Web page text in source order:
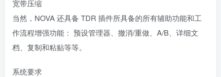
宽带压缩
当然，NOVA 还具备 TDR 插件所具备的所有辅助功能和工
作流程增强功能： 预设管理器、撤消/重做、A/B、详细文
档、复制和粘贴等等。
系统要求